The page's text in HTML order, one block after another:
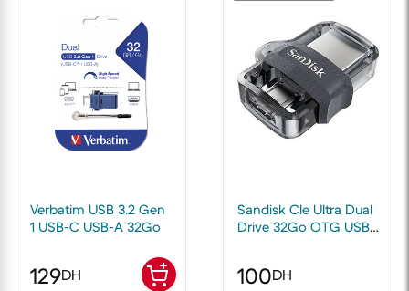
Verbatim USB 3.2 Gen
1 USB-C USB-A 32Go
129DH
Sandisk Cle Ultra Dual
Drive 32Go OTG USB
100DH